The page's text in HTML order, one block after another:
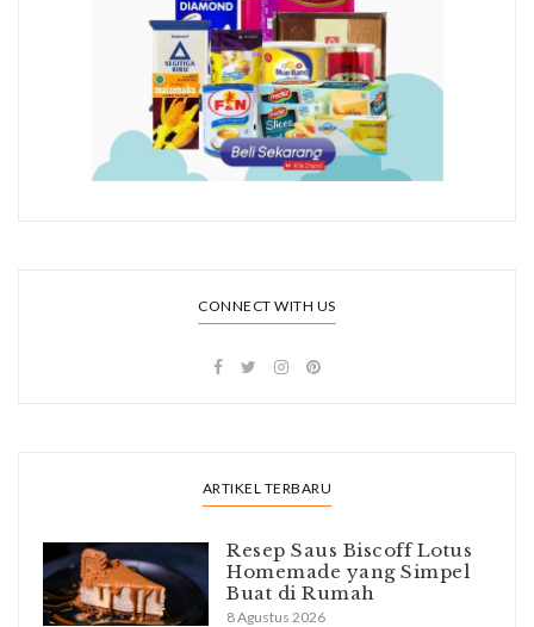
CONNECT WITH US
ARTIKEL TERBARU
Resep Saus Biscoff Lotus
Homemade yang Simpel
Buat di Rumah
8 Agustus 2026